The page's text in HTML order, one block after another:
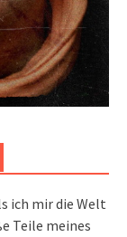
ich mir die Welt
Teile meines